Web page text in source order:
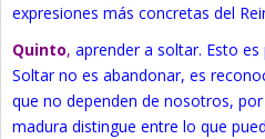
expresiones más concretas del
Quinto, aprender a soltar. Esto
Soltar no es abandonar, es
que no dependen de nosotros,
madura distingue entre lo que